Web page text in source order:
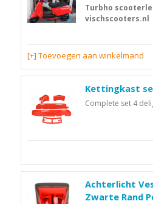
Turbho
vischscooters.nl
[+] Toevoegen aan winkelmand
Kettingkast
Complete set 4
Achterlicht
Zwarte Rand